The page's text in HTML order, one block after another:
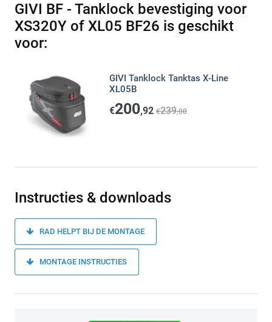
GIVI BF - Tanklock bevestiging voor
XS320Y of XL05 BF26 is geschikt
voor:
GIVI Tanklock Tanktas X-Line
XL05B
€200,92 €239,00
Instructies & downloads
RAD HELPT BIJ DE MONTAGE
MONTAGE INSTRUCTIES